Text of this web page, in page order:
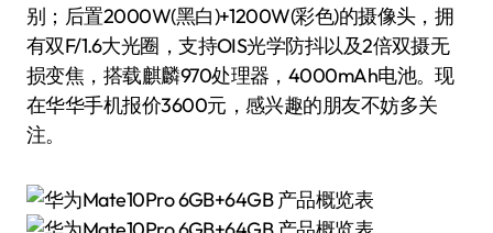
别；后置2000W(黑白)+1200W(彩色)的摄像头，拥
有双F/1.6大光圈，支持OIS光学防抖以及2倍双摄无
损变焦，搭载麒麟970处理器，4000mAh电池。现
在华华手机报价3600元，感兴趣的朋友不妨多关
注。